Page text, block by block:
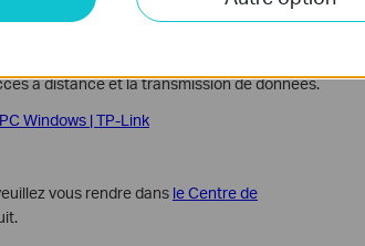
utilisé pour établir des connexions point
à distance et la transmission de données.
Windows | TP-Link
vous rendre dans le Centre de